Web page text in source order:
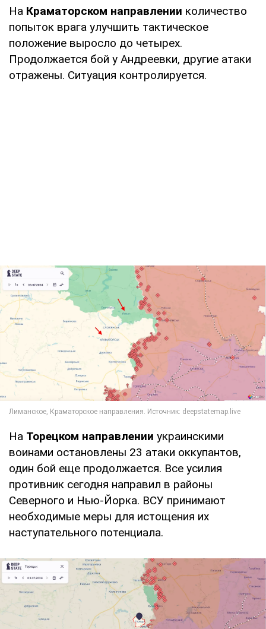
На Краматорском направлении количество
попыток врага улучшить тактическое
положение выросло до четырех.
Продолжается бой у Андреевки, другие атаки
отражены. Ситуация контролируется.
На Торецком направлении украинскими
воинами остановлены 23 атаки оккупантов,
один бой еще продолжается. Все усилия
противник сегодня направил в районы
Северного и Нью-Йорка. ВСУ принимают
необходимые меры для истощения их
наступательного потенциала.